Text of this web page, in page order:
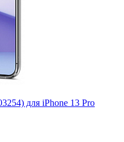
для iPhone 13 Pro